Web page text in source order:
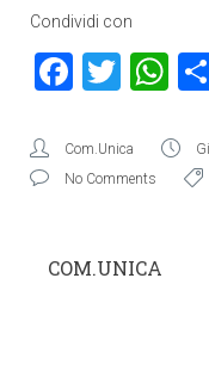
Condividi con
Com.Unica
No Comments
COM.UNICA